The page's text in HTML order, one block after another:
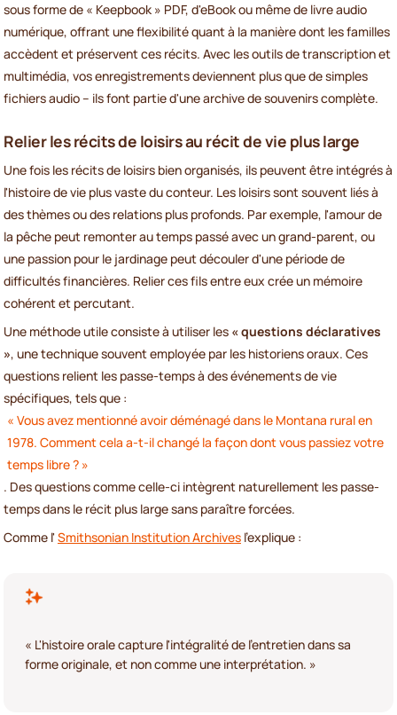
sous forme de « Keepbook » PDF, d'eBook ou même de livre audio
numérique, offrant une flexibilité quant à la manière dont les familles
accèdent et préservent ces récits. Avec les outils de transcription et
multimédia, vos enregistrements deviennent plus que de simples
fichiers audio – ils font partie d'une archive de souvenirs complète.
Relier les récits de loisirs au récit de vie plus large
Une fois les récits de loisirs bien organisés, ils peuvent être intégrés à
l'histoire de vie plus vaste du conteur. Les loisirs sont souvent liés à
des thèmes ou des relations plus profonds. Par exemple, l'amour de
la pêche peut remonter au temps passé avec un grand-parent, ou
une passion pour le jardinage peut découler d'une période de
difficultés financières. Relier ces fils entre eux crée un mémoire
cohérent et percutant.
Une méthode utile consiste à utiliser les « questions déclaratives
», une technique souvent employée par les historiens oraux. Ces
questions relient les passe-temps à des événements de vie
spécifiques, tels que :
« Vous avez mentionné avoir déménagé dans le Montana rural en
1978. Comment cela a-t-il changé la façon dont vous passiez votre
temps libre ? »
. Des questions comme celle-ci intègrent naturellement les passe-
temps dans le récit plus large sans paraître forcées.
Comme l' Smithsonian Institution Archives l'explique :
« L'histoire orale capture l'intégralité de l'entretien dans sa
forme originale, et non comme une interprétation. »